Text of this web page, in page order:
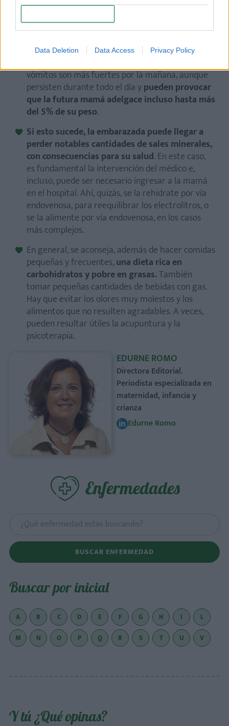
Data Deletion Data Access Privacy Policy
de embarazopara alcanzar su pico más alto
hasta la 16ª semana. En casos más raros, llega,
vómitos son más fuertes por la mañana, aunque
persisten durante todo el día ypueden provocar
que la futura mamá adelgaceincluso hasta más
del 5% de su peso.
Si esto sucede, la embarazada puede llegar a
perder notables cantidades de sales minerales,
con consecuencias para su salud. En este caso,
es fundamental la intervención del médico e,
incluso, puede ser necesario ingresar a la mamá
en el hospital. Ahí, quizás, se la rehidrate por vía
endovenosa, para reequilibrar los electrolitros, o
se la alimente por vía endovenosa, en los casos
más complejos.
En general, se aconseja, además de hacer comidas
pequeñas y frecuentes,una dieta rica en
carbohidratos y pobre en grasas.También
tomar pequeñas cantidades de bebidas con gas.
Hay que evitar los olores muy molestos y los
alimentos que no resulten agradables. A veces,
pueden resultar útiles la acupuntura y la
psicoterapia.
EDURNE ROMO
Directora Editorial.
Periodista especializada en
maternidad, infancia y
crianza
Edurne Romo
Enfermedades
BUSCAR ENFERMEDAD
Buscar por inicial
A B C D E F G H I
L
M
N O P Q R S T U V
Y tú ¿Qué opinas?